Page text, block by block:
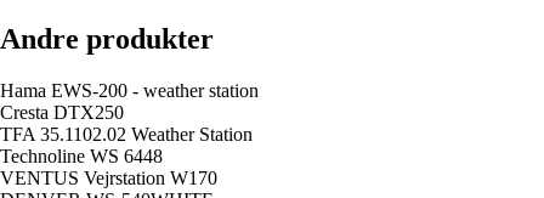
Andre produkter
Hama EWS-200 - weather station
Cresta DTX250
TFA 35.1102.02 Weather Station
Technoline WS 6448
VENTUS Vejrstation W170